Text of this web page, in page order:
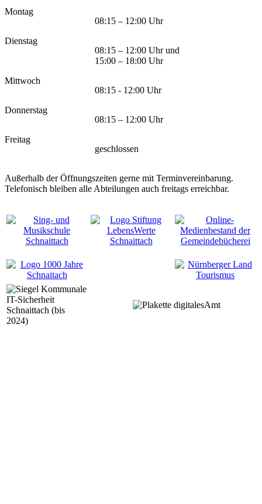
Montag
08:15 – 12:00 Uhr
Dienstag
08:15 – 12:00 Uhr und
15:00 – 18:00 Uhr
Mittwoch
08:15 - 12:00 Uhr
Donnerstag
08:15 – 12:00 Uhr
Freitag
geschlossen
Außerhalb der Öffnungszeiten gerne mit Terminvereinbarung.
Telefonisch bleiben alle Abteilungen auch freitags erreichbar.